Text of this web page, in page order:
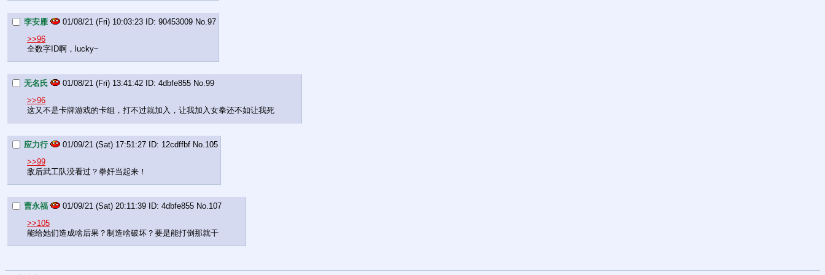
李安雁 01/08/21 (Fri) 10:03:23 90453009 No. 97
>>96
全数字ID啊，lucky~
无名氏 01/08/21 (Fri) 13:41:42 4dbfe855 No. 99
>>96
这又不是卡牌游戏的卡组，打不过就加入，让我加入女拳还不如让我死
应力行 01/09/21 (Sat) 17:51:27 12cdffbf No. 105
>>99
敌后武工队没看过？拳奸当起来！
曹永福 01/09/21 (Sat) 20:11:39 4dbfe855 No. 107
>>105
能给她们造成啥后果？制造啥破坏？要是能打倒那就干